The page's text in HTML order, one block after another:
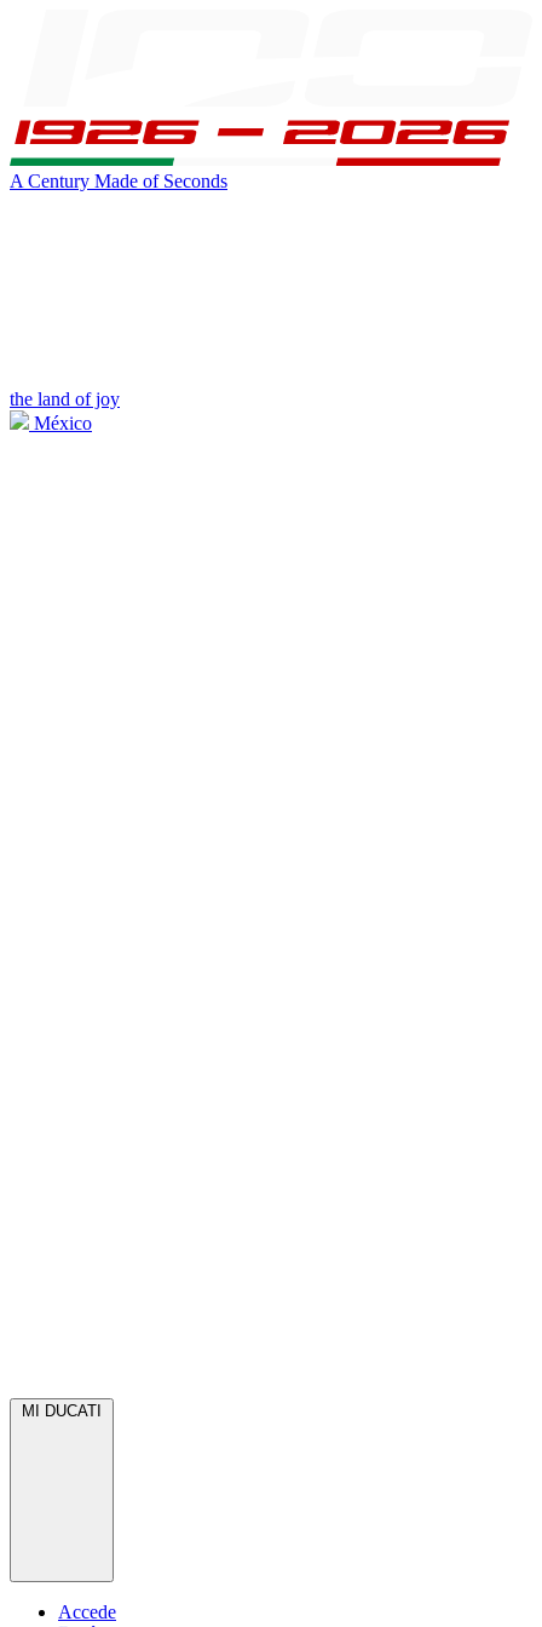
A Century Made of Seconds
the land of joy
México
MI DUCATI
Accede